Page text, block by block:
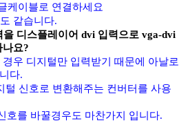
케이블로 연결하세요
같습니다.
디스플레이어 dvi 입력으로 vga-dvi
요?
우 디지털만 입력받기 때문에 아날로
다.
털 신호로 변환해주는 컨버터를 사용
호를 바꿀경우도 마찬가지 입니다.